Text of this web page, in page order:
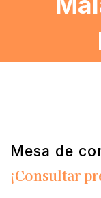
Mesa de
¡Consultar